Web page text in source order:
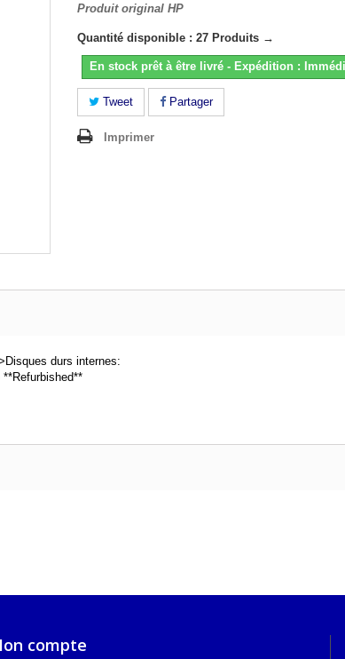
Produit original HP
Quantité disponible : 27 Produits →
En stock prêt à être livré - Expédition :
Tweet Partager
Imprimer
durs internes:
compte